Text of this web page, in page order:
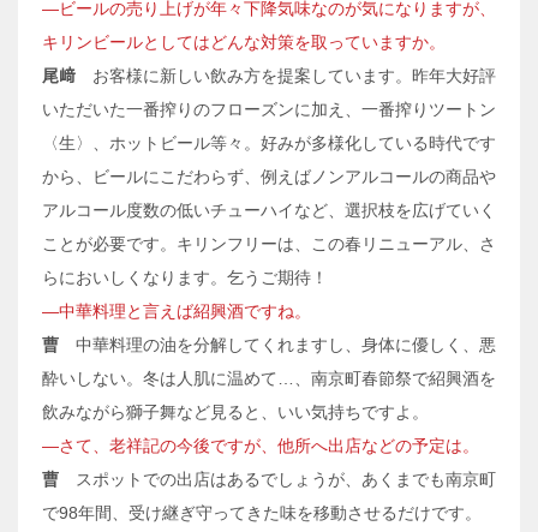
―ビールの売り上げが年々下降気味なのが気になりますが、
キリンビールとしてはどんな対策を取っていますか。
尾﨑 お客様に新しい飲み方を提案しています。昨年大好評
いただいた一番搾りのフローズンに加え、一番搾りツートン
〈生〉、ホットビール等々。好みが多様化している時代です
から、ビールにこだわらず、例えばノンアルコールの商品や
アルコール度数の低いチューハイなど、選択枝を広げていく
ことが必要です。キリンフリーは、この春リニューアル、さ
らにおいしくなります。乞うご期待！
―中華料理と言えば紹興酒ですね。
曹 中華料理の油を分解してくれますし、身体に優しく、悪
酔いしない。冬は人肌に温めて…、南京町春節祭で紹興酒を
飲みながら獅子舞など見ると、いい気持ちですよ。
―さて、老祥記の今後ですが、他所へ出店などの予定は。
曹 スポットでの出店はあるでしょうが、あくまでも南京町
で98年間、受け継ぎ守ってきた味を移動させるだけです。